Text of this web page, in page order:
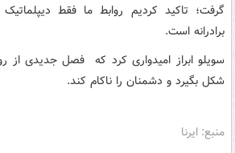
گرفت؛ تاکید کردیم روابط ما فقط
برادرانه است.
سویلو ابراز امیدواری کرد که فصل جدیدی از
شکل بگیرد و دشمنان را ناکام کند.
منبع: ایرنا